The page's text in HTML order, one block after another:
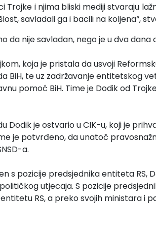
Trojke i njima bliski mediji stvaraju
savladali ga i bacili na koljena“,
da nije savladan, nego je u dva dana
koja je pristala da usvoji
BiH, te uz zadržavanje entitetskog
pomoć BiH. Time je Dodik od
Dodik je ostvario u CIK-u, koji je
je potvrđeno, da unatoč
a.
s pozicije predsjednika entiteta RS,
utjecaja. S pozicije
RS, a preko svojih ministara i